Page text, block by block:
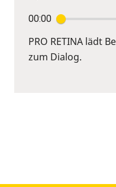
00:00
PRO RETINA lädt
zum Dialog.